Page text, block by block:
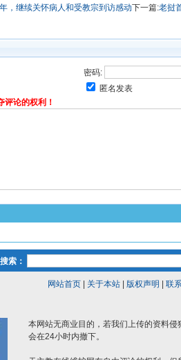
，继续关怀病人和受教宗到访感动下一篇:老挝
密码:
匿名发表
论的权利！
索：
网站首页| 关于本站| 版权声明 联
本网站无商业目的，若我们上传的资料
会在24小时内撤下。